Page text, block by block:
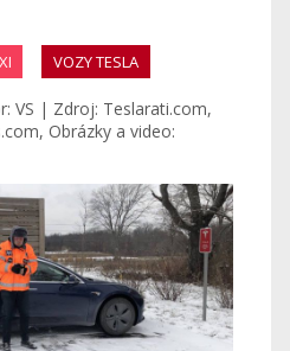
VOZY TESLA
VS | Zdroj: Teslarati.com,
Obrázky a video: